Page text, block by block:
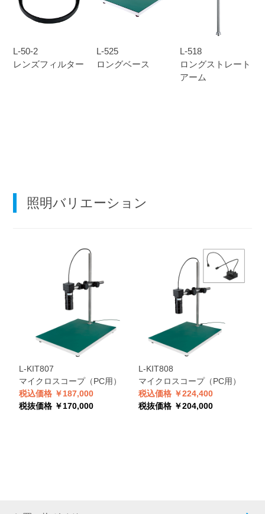
L-50-2
レンズフィルター
L-525
ロングベース
L-518
ロングストレート
アーム
照明バリエーション
L-KIT807
マイクロスコープ（PC用）
税込価格 ￥187,000
税抜価格 ￥170,000
L-KIT808
マイクロスコープ（PC用）
税込価格 ￥224,400
税抜価格 ￥204,000